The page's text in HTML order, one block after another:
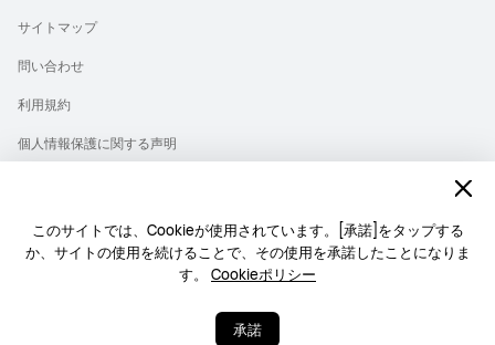
このサイトでは、Cookieが使用されています。[承諾]をタップする
か、サイトの使用を続けることで、その使用を承諾したことになりま
す。 Cookieポリシー
承諾
サイトマップ
問い合わせ
利用規約
個人情報保護に関する声明
クッキー
ライセンス